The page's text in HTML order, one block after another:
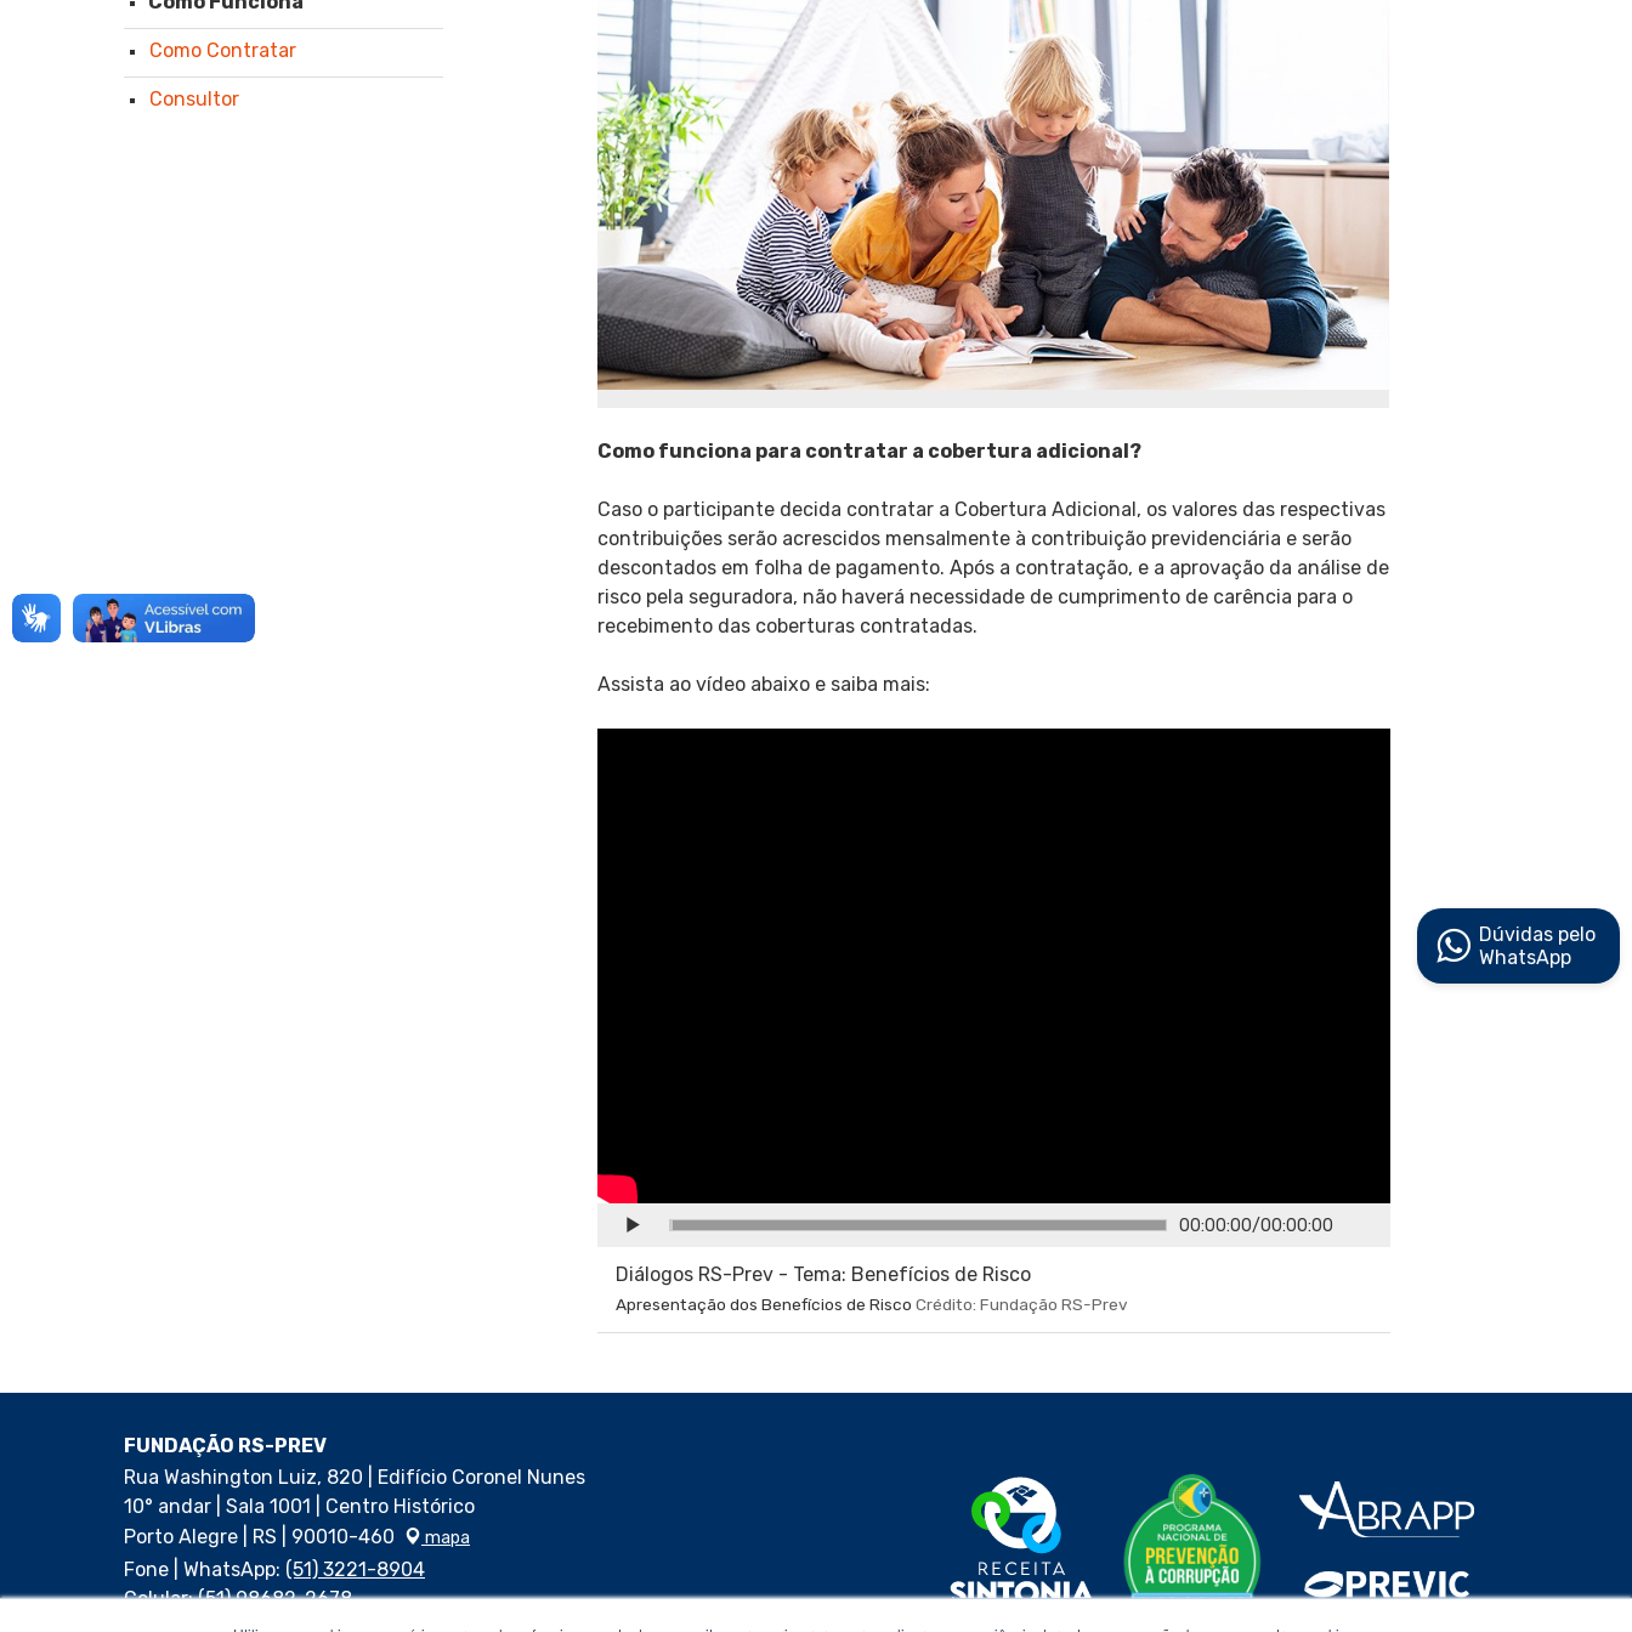
Como funciona para contratar a cobertura adicional?
Caso o participante decida contratar a Cobertura Adicional, os valores das respectivas
contribuições serão acrescidos mensalmente à contribuição previdenciária e serão
descontados em folha de pagamento. Após a contratação, e a aprovação da análise de
risco pela seguradora, não haverá necessidade de cumprimento de carência para o
recebimento das coberturas contratadas.
Assista ao vídeo abaixo e saiba mais:
CONTINUAR 00:00:00/00:00:00
Diálogos RS-Prev - Tema: Benefícios de Risco
Apresentação dos Benefícios de Risco Crédito: Fundação RS-Prev
Como Contratar
Consultor
Dúvidas pelo
WhatsApp
FUNDAÇÃO RS-PREV
Rua Washington Luiz, 820 | Edifício Coronel Nunes
10° andar | Sala 1001 | Centro Histórico
Porto Alegre | RS | 90010-460
mapa
Fone | WhatsApp: (51) 3221-8904
Celular:(51) 98682-2678